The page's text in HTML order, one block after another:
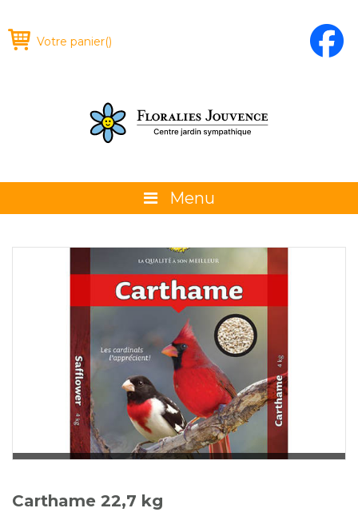
Votre panier()
Menu
La boutique
Promotions et évènements
Conseils
Glossaire
Calendrier horticole
Emplois
Service à la clientèle
Nous joindre
Carthame 22,7 kg